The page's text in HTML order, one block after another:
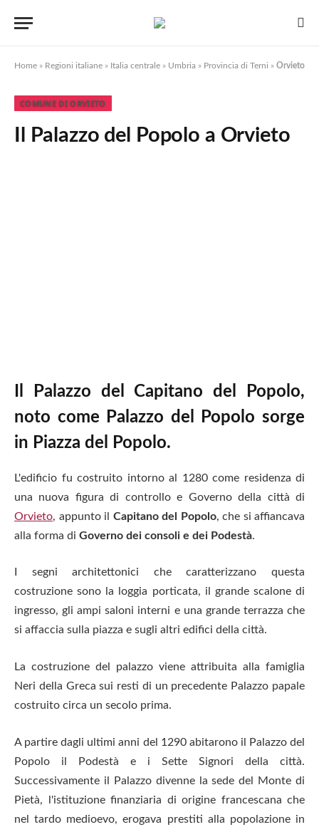
Home » Regioni italiane » Italia centrale » Umbria » Provincia di Terni » Orvieto
COMUNE DI ORVIETO
Il Palazzo del Popolo a Orvieto
Il Palazzo del Capitano del Popolo,
noto come Palazzo del Popolo sorge
in Piazza del Popolo.
L'edificio fu costruito intorno al 1280 come residenza di
una nuova figura di controllo e Governo della città di
Orvieto, appunto il Capitano del Popolo, che si affiancava
alla forma di Governo dei consoli e dei Podestà.
I segni architettonici che caratterizzano questa
costruzione sono la loggia porticata, il grande scalone di
ingresso, gli ampi saloni interni e una grande terrazza che
si affaccia sulla piazza e sugli altri edifici della città.
La costruzione del palazzo viene attribuita alla famiglia
Neri della Greca sui resti di un precedente Palazzo papale
costruito circa un secolo prima.
A partire dagli ultimi anni del 1290 abitarono il Palazzo del
Popolo il Podestà e i Sette Signori della città.
Successivamente il Palazzo divenne la sede del Monte di
Pietà, l'istituzione finanziaria di origine francescana che
nel tardo medioevo, erogava prestiti alla popolazione in